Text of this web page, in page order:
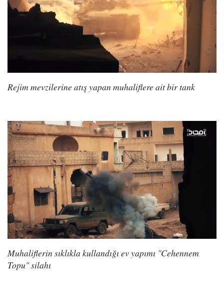
Rejim mevzilerine atış yapan muhaliflere ait bir tank
Muhaliflerin sıklıkla kullandığı ev yapımı "Cehennem
Topu" silahı